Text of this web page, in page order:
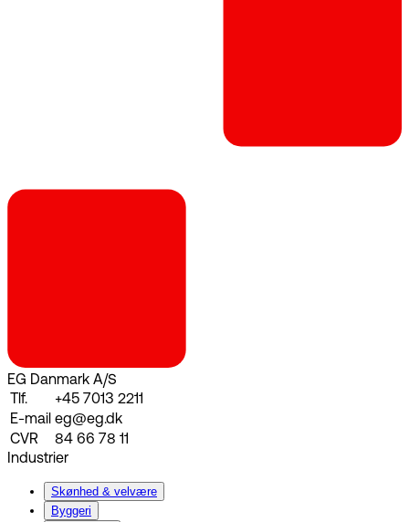
EG Danmark A/S
Tlf.
+45 7013 2211
E-mail eg@eg.dk
CVR
84 66 78 11
Industrier
Skønhed & velvære
Byggeri